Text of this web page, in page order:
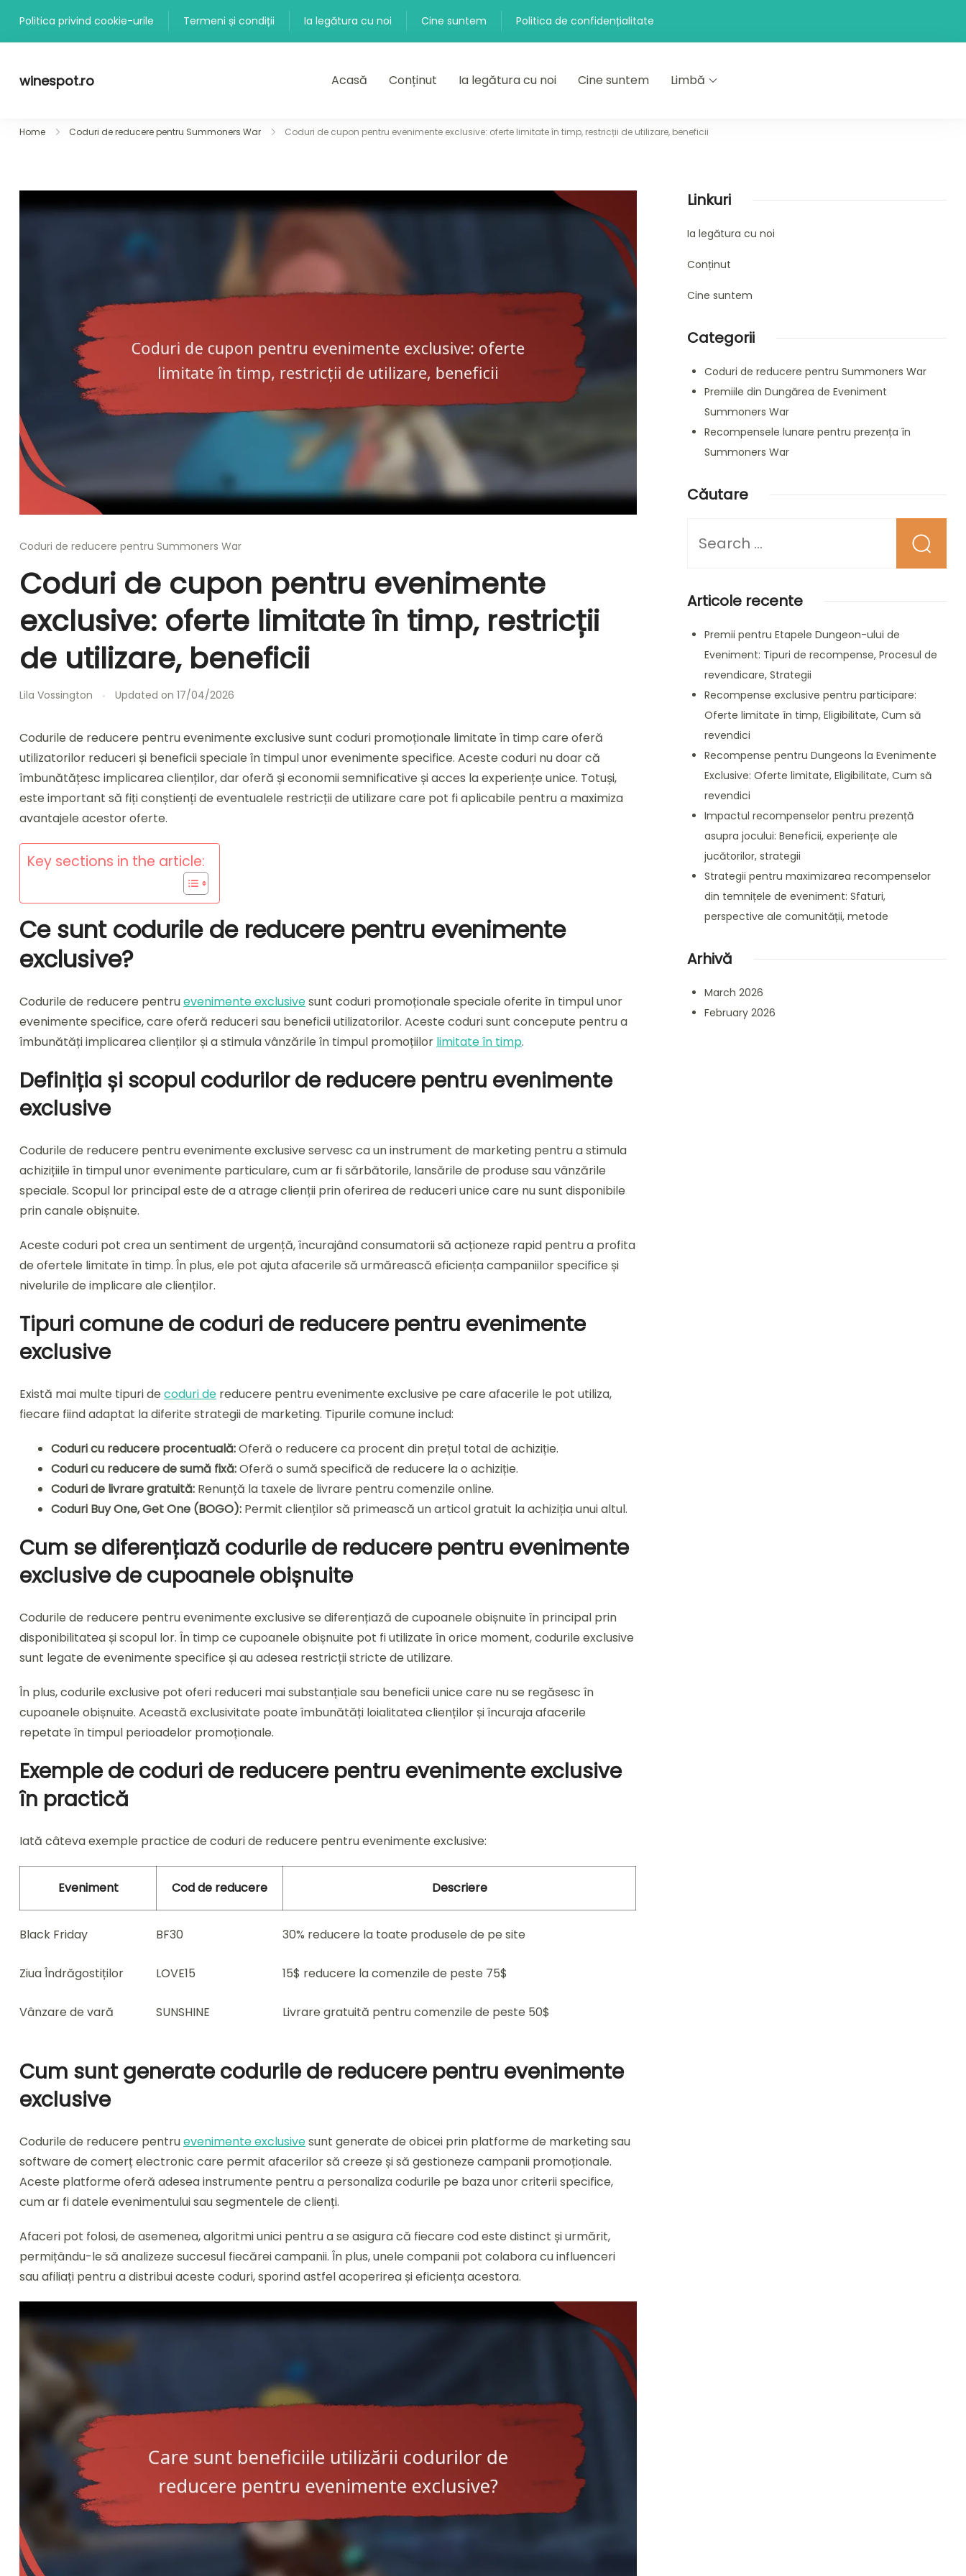
Politica privind cookie-urile Termeni și condiții Ia legătura cu noi Cine suntem Politica de confidențialitate
winespot.ro Acasă Conținut Ia legătura cu noi Cine suntem Limbă
Home Coduri de reducere pentru Summoners War Coduri de cupon pentru evenimente exclusive: oferte limitate în timp, restricții de utilizare, beneficii
Coduri de reducere pentru Summoners War
Coduri de cupon pentru evenimente
exclusive: oferte limitate în timp, restricții
de utilizare, beneficii
Lila Vossington Updated on 17/04/2026
Codurile de reducere pentru evenimente exclusive sunt coduri promoționale limitate în timp care oferă
utilizatorilor reduceri și beneficii speciale în timpul unor evenimente specifice. Aceste coduri nu doar că
îmbunătățesc implicarea clienților, dar oferă și economii semnificative și acces la experiențe unice. Totuși,
este important să fiți conștienți de eventualele restricții de utilizare care pot fi aplicabile pentru a maximiza
avantajele acestor oferte.
Key sections in the article:
Ce sunt codurile de reducere pentru evenimente
exclusive?
Codurile de reducere pentruevenimente exclusivesunt coduri promoționale speciale oferite în timpul unor
evenimente specifice, care oferă reduceri sau beneficii utilizatorilor. Aceste coduri sunt concepute pentru a
îmbunătăți implicarea clienților și a stimula vânzările în timpul promoțiilor limitate în timp.
Definiția și scopul codurilor de reducere pentru evenimente
exclusive
Codurile de reducere pentru evenimente exclusive servesc ca un instrument de marketing pentru a stimula
achizițiile în timpul unor evenimente particulare, cum ar fi sărbătorile, lansările de produse sau vânzările
speciale. Scopul lor principal este de a atrage clienții prin oferirea de reduceri unice care nu sunt disponibile
prin canale obișnuite.
Aceste coduri pot crea un sentiment de urgență, încurajând consumatorii să acționeze rapid pentru a profita
de ofertele limitate în timp. În plus, ele pot ajuta afacerile să urmărească eficiența campaniilor specifice și
nivelurile de implicare ale clienților.
Tipuri comune de coduri de reducere pentru evenimente
exclusive
Există mai multe tipuri de coduri de reducere pentru evenimente exclusive pe care afacerile le pot utiliza,
fiecare fiind adaptat la diferite strategii de marketing. Tipurile comune includ:
Coduri cu reducere procentuală:Oferă o reducere ca procent din prețul total de achiziție.
Coduri cu reducere de sumă fixă:Oferă o sumă specifică de reducere la o achiziție.
Coduri de livrare gratuită: Renunță la taxele de livrare pentru comenzile online.
Coduri Buy One, Get One (BOGO): Permit clienților să primească un articol gratuit la achiziția unui altul.
Cum se diferențiază codurile de reducere pentru evenimente
exclusive de cupoanele obișnuite
Codurile de reducere pentru evenimente exclusive se diferențiază de cupoanele obișnuite în principal prin
disponibilitatea și scopul lor. În timp ce cupoanele obișnuite pot fi utilizate în orice moment, codurile exclusive
sunt legate de evenimente specifice și au adesea restricții stricte de utilizare.
În plus, codurile exclusive pot oferi reduceri mai substanțiale sau beneficii unice care nu se regăsesc în
cupoanele obișnuite. Această exclusivitate poate îmbunătăți loialitatea clienților și încuraja afacerile
repetate în timpul perioadelor promoționale.
Exemple de coduri de reducere pentru evenimente exclusive
în practică
Iată câteva exemple practice de coduri de reducere pentru evenimente exclusive:
Eveniment Cod de reducere Descriere
Black Friday BF30 30% reducere la toate produsele de pe site
Ziua Îndrăgostiților LOVE15 15$ reducere la comenzile de peste 75$
Vânzare de vară SUNSHINE Livrare gratuită pentru comenzile de peste 50$
Cum sunt generate codurile de reducere pentru evenimente
exclusive
Codurile de reducere pentruevenimente exclusivesunt generate de obicei prin platforme de marketing sau
software de comerț electronic care permit afacerilor să creeze și să gestioneze campanii promoționale.
Aceste platforme oferă adesea instrumente pentru a personaliza codurile pe baza unor criterii specifice,
cum ar fi datele evenimentului sau segmentele de clienți.
Afaceri pot folosi, de asemenea, algoritmi unici pentru a se asigura că fiecare cod este distinct și urmărit,
permițându-le să analizeze succesul fiecărei campanii. În plus, unele companii pot colabora cu influenceri
sau afiliați pentru a distribui aceste coduri, sporind astfel acoperirea și eficiența acestora.
Linkuri
Ia legătura cu noi
Conținut
Cine suntem
Categorii
Coduri de reducere pentru Summoners War
Premiile din Dungărea de Eveniment
Summoners War
Recompensele lunare pentru prezența în
Summoners War
Căutare
for
Articole recente
Premii pentru Etapele Dungeon-ului de
Eveniment: Tipuri de recompense, Procesul de
revendicare, Strategii
Recompense exclusive pentru participare:
Oferte limitate în timp, Eligibilitate, Cum să
revendici
Recompense pentru Dungeons la Evenimente
Exclusive: Oferte limitate, Eligibilitate, Cum să
revendici
Impactul recompenselor pentru prezență
asupra jocului: Beneficii, experiențe ale
jucătorilor, strategii
Strategii pentru maximizarea recompenselor
din temnițele de eveniment: Sfaturi,
perspective ale comunității, metode
Arhivă
March 2026
February 2026